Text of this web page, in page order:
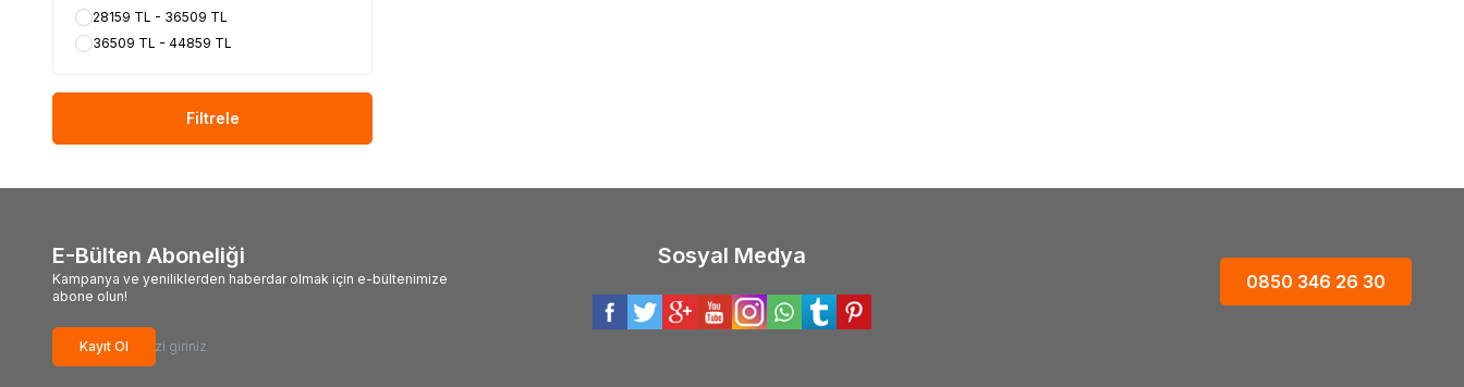
28159 TL - 36509 TL
36509 TL - 44859 TL
Filtrele
E-Bülten Aboneliği
Kampanya ve yeniliklerden haberdar olmak için e-bültenimize
abone olun!
Kayıt Ol
Sosyal Medya
0850 346 26 30